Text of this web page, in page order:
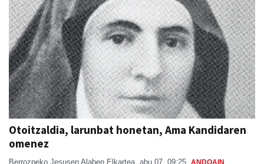
Otoitzaldia, larunbat honetan, Ama Kandidaren
omenez
Berrozpeko Jesusen Alaben Elkartea abu 07, 09:25